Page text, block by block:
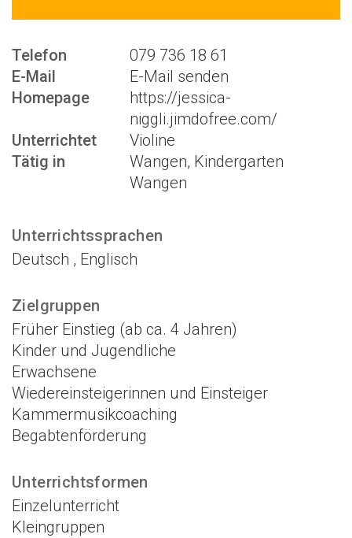
Telefon
079 736 18 61
E-Mail
E-Mail senden
Homepage
https://jessica-
niggli.jimdofree.com/
Unterrichtet
Violine
Tätig in
Wangen, Kindergarten
Wangen
Unterrichtssprachen
Deutsch , Englisch
Zielgruppen
Früher Einstieg (ab ca. 4 Jahren)
Kinder und Jugendliche
Erwachsene
Wiedereinsteigerinnen und Einsteiger
Kammermusikcoaching
Begabtenförderung
Unterrichtsformen
Einzelunterricht
Kleingruppen